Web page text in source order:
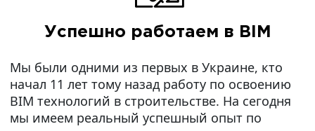
Успешно работаем в BIM
Мы были одними из первых в Украине, кто
начал 11 лет тому назад работу по освоению
BIM технологий в строительстве. На сегодня
мы имеем реальный успешный опыт по